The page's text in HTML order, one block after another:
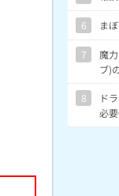
6 ま
7
魔
ブ)
8
ド
必